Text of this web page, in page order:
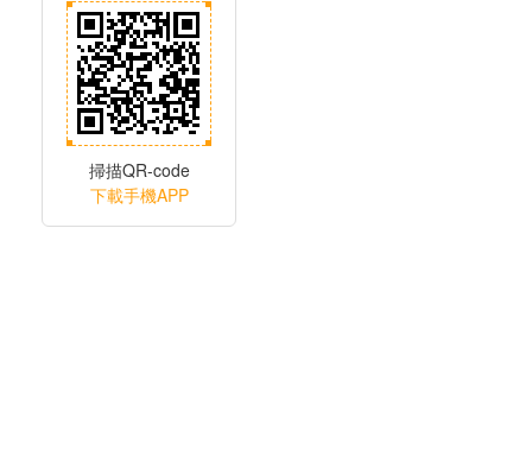
掃描QR-code
下載手機APP